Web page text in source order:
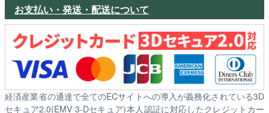
お支払い・発送・配送について
経済産業省の通達で全てのECサイトへの導入が義務化されている3D
セキュア2.0(EMV 3-Dセキュア)本人認証に対応したクレジットカー